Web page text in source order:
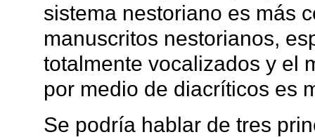
sistema nestoriano es más
manuscritos nestorianos,
totalmente vocalizados y el
por medio de diacríticos es
Se podría hablar de tres